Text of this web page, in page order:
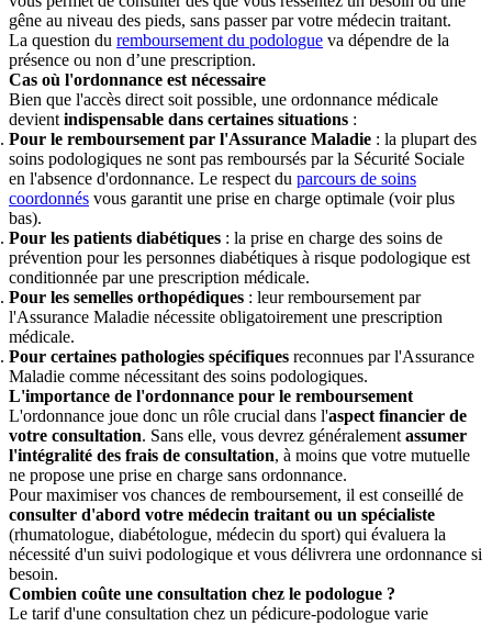
gêne au niveau des pieds, sans passer par votre médecin traitant.
La question du remboursement du podologue va dépendre de la
présence ou non d’une prescription.
Cas où l'ordonnance est nécessaire
Bien que l'accès direct soit possible, une ordonnance médicale
devient indispensable dans certaines situations :
Pour le remboursement par l'Assurance Maladie : la plupart des
soins podologiques ne sont pas remboursés par la Sécurité Sociale
en l'absence d'ordonnance. Le respect du parcours de soins
coordonnés vous garantit une prise en charge optimale (voir plus
bas).
Pour les patients diabétiques : la prise en charge des soins de
prévention pour les personnes diabétiques à risque podologique est
conditionnée par une prescription médicale.
Pour les semelles orthopédiques : leur remboursement par
l'Assurance Maladie nécessite obligatoirement une prescription
médicale.
Pour certaines pathologies spécifiques reconnues par l'Assurance
Maladie comme nécessitant des soins podologiques.
L'importance de l'ordonnance pour le remboursement
L'ordonnance joue donc un rôle crucial dans l'aspect financier de
votre consultation. Sans elle, vous devrez généralement assumer
l'intégralité des frais de consultation, à moins que votre mutuelle
ne propose une prise en charge sans ordonnance.
Pour maximiser vos chances de remboursement, il est conseillé de
consulter d'abord votre médecin traitant ou un spécialiste
(rhumatologue, diabétologue, médecin du sport) qui évaluera la
nécessité d'un suivi podologique et vous délivrera une ordonnance si
besoin.
Combien coûte une consultation chez le podologue ?
Le tarif d'une consultation chez un pédicure-podologue varie